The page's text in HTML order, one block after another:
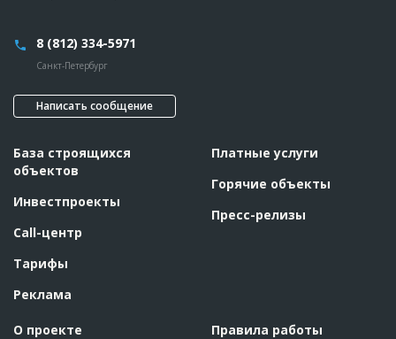
8 (812) 334-5971
Санкт-Петербург
Написать сообщение
База строящихся
объектов
Инвестпроекты
Call-центр
Тарифы
Реклама
О проекте
Платные услуги
Горячие объекты
Пресс-релизы
Правила работы